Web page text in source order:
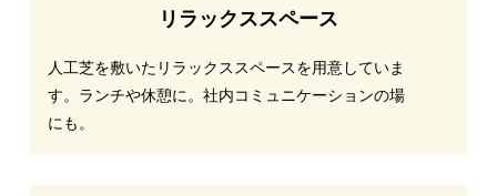
リラックススペース
人工芝を敷いたリラックススペースを用意していま
す。ランチや休憩に。社内コミュニケーションの場
にも。